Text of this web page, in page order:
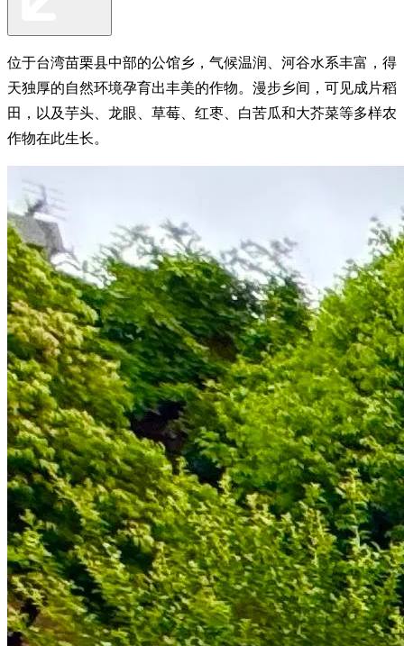
位于台湾苗栗县中部的公馆乡，气候温润、河谷水系丰富，得
天独厚的自然环境孕育出丰美的作物。漫步乡间，可见成片稻
田，以及芋头、龙眼、草莓、红枣、白苦瓜和大芥菜等多样农
作物在此生长。